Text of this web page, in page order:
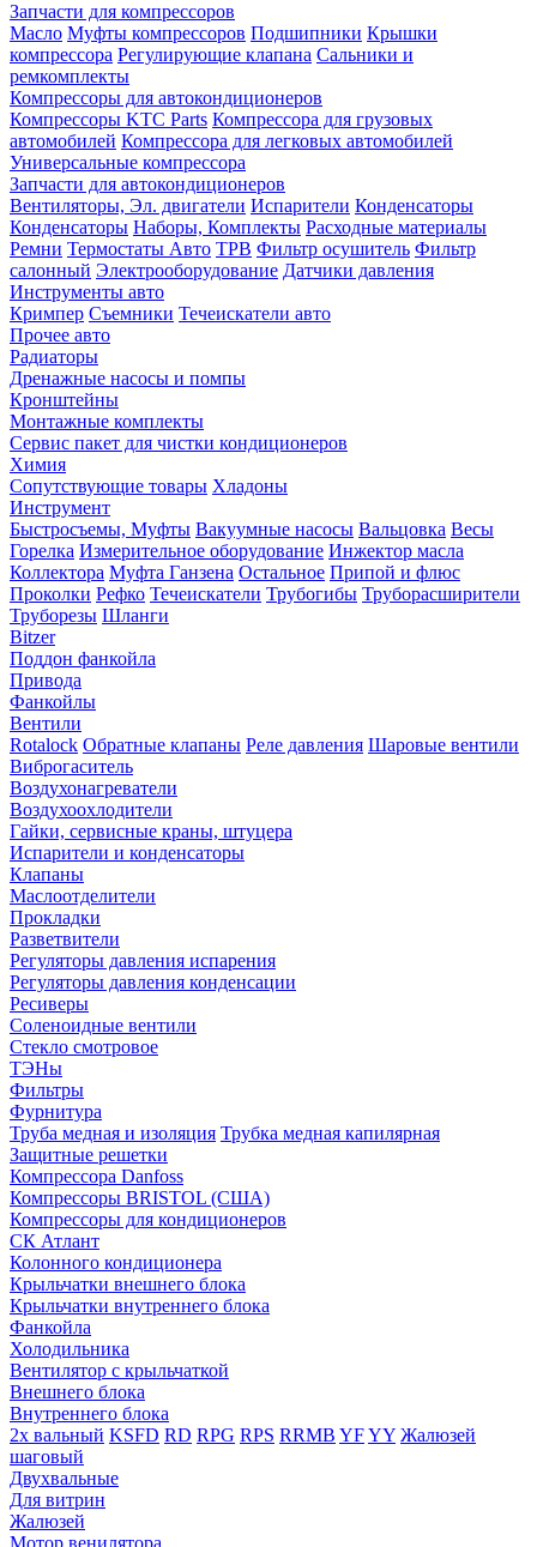
Запчасти для компрессоров
Масло Муфты компрессоров Подшипники Крышки
компрессора Регулирующие клапана Сальники и
ремкомплекты
Компрессоры для автокондиционеров
Компрессоры KTC Parts Компрессора для грузовых
автомобилей Компрессора для легковых автомобилей
Универсальные компрессора
Запчасти для автокондиционеров
Вентиляторы, Эл. двигатели Испарители Конденсаторы
Конденсаторы Наборы, Комплекты Расходные материалы
Ремни Термостаты Авто ТРВ Фильтр осушитель Фильтр
салонный Электрооборудование Датчики давления
Инструменты авто
Кримпер Съемники Течеискатели авто
Прочее авто
Радиаторы
Дренажные насосы и помпы
Кронштейны
Монтажные комплекты
Сервис пакет для чистки кондиционеров
Химия
Сопутствующие товары Хладоны
Инструмент
Быстросъемы, Муфты Вакуумные насосы Вальцовка Весы
Горелка Измерительное оборудование Инжектор масла
Коллектора Муфта Ганзена Остальное Припой и флюс
Проколки Рефко Течеискатели Трубогибы Труборасширители
Труборезы Шланги
Bitzer
Поддон фанкойла
Привода
Фанкойлы
Вентили
Rotalock Обратные клапаны Реле давления Шаровые вентили
Виброгаситель
Воздухонагреватели
Воздухоохлодители
Гайки, сервисные краны, штуцера
Испарители и конденсаторы
Клапаны
Маслоотделители
Прокладки
Разветвители
Регуляторы давления испарения
Регуляторы давления конденсации
Ресиверы
Соленоидные вентили
Стекло смотровое
ТЭНы
Фильтры
Фурнитура
Труба медная и изоляция Трубка медная капилярная
Защитные решетки
Компрессора Danfoss
Компрессоры BRISTOL (США)
Компрессоры для кондиционеров
СК Атлант
Колонного кондиционера
Крыльчатки внешнего блока
Крыльчатки внутреннего блока
Фанкойла
Холодильника
Вентилятор с крыльчаткой
Внешнего блока
Внутреннего блока
2х вальный KSFD RD RPG RPS RRMB YFYY Жалюзей
шаговый
Двухвальные
Для витрин
Жалюзей
Мотор венилятора